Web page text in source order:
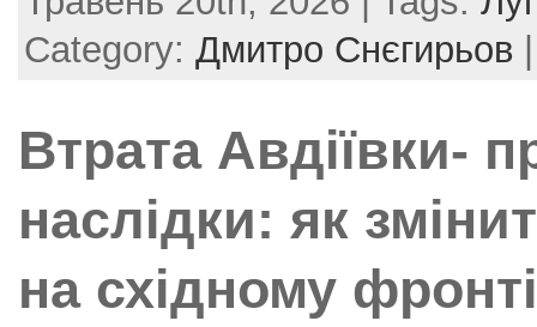
c
e
o
k
itt
er
er
e
ai
l
ar
e
Category: Дмитро Снєгирьов
Втрата Авдіївки-
наслідки: як
на східному фронті